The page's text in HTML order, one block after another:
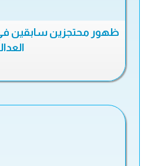
ظهور محتجزين سابقين